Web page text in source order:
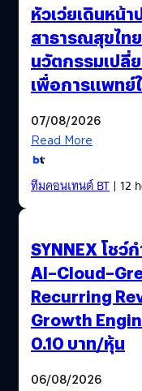
หัวเว่ยเดินหน้
สาธารณสุขไท
นวัตกรรมเปลี่
เพื่อการแพทย์
07/08/2026
Read More
ทีมคอนเทนต์ BT| 12
SYNNEX โชว์
Recurring
Growth
0.10 บาท/หุ้น
06/08/2026